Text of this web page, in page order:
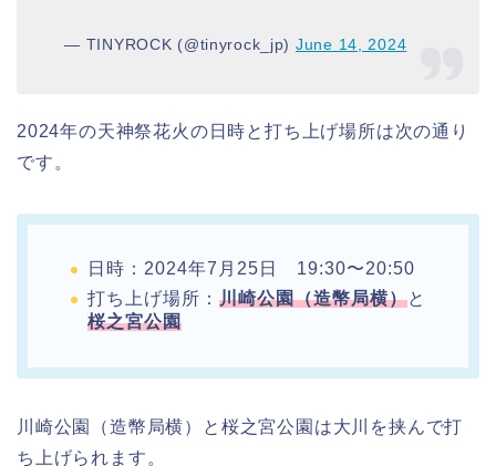
— TINYROCK (@tinyrock_jp) June 14, 2024
2024年の天神祭花火の日時と打ち上げ場所は次の通り
です。
日時：2024年7月25日 19:30〜20:50
打ち上げ場所： 川崎公園（造幣局横）と
桜之宮公園
川崎公園（造幣局横）と桜之宮公園は大川を挟んで打
ち上げられます。